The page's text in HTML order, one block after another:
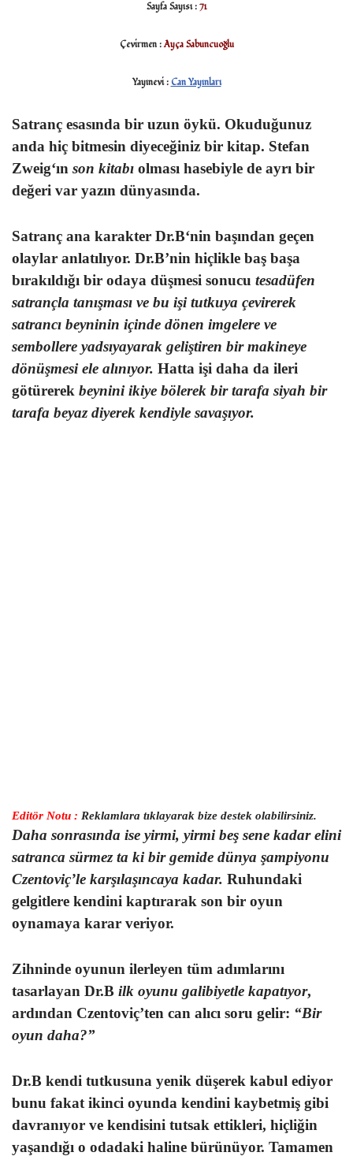
Sayfa Sayısı : 71
Çevirmen :Ayça Sabuncuoğlu
Yayınevi : Can Yayınları
Satranç esasında bir uzun öykü. Okuduğunuz
anda hiç bitmesin diyeceğiniz bir kitap. Stefan
Zweig‘ın son kitabı olması hasebiyle de ayrı bir
değeri var yazın dünyasında.
Satranç ana karakter Dr.B‘nin başından geçen
olaylar anlatılıyor. Dr.B’nin hiçlikle baş başa
bırakıldığı bir odaya düşmesi sonucu tesadüfen
satrançla tanışması ve bu işi tutkuya çevirerek
satrancı beyninin içinde dönen imgelere ve
sembollere yadsıyayarak geliştiren bir makineye
dönüşmesi ele alınıyor. Hatta işi daha da ileri
götürerek beynini ikiye bölerek bir tarafa siyah bir
tarafa beyaz diyerek kendiyle savaşıyor.
Editör Notu : Reklamlara tıklayarak bize destek olabilirsiniz.
Daha sonrasında ise yirmi, yirmi beş sene kadar elini
satranca sürmez ta ki bir gemide dünya şampiyonu
Czentoviç’le karşılaşıncaya kadar. Ruhundaki
gelgitlere kendini kaptırarak son bir oyun
oynamaya karar veriyor.
Zihninde oyunun ilerleyen tüm adımlarını
tasarlayan Dr.B ilk oyunu galibiyetle kapatıyor,
ardından Czentoviç’ten can alıcı soru gelir: “Bir
oyun daha?”
Dr.B kendi tutkusuna yenik düşerek kabul ediyor
bunu fakat ikinci oyunda kendini kaybetmiş gibi
davranıyor ve kendisini tutsak ettikleri, hiçliğin
yaşandığı o odadaki haline bürünüyor. Tamamen